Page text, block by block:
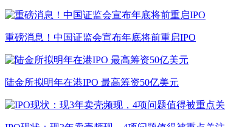
重磅消息！中国证监会宣布年底将前重启IPO
陆金所拟明年在港IPO 最高筹资50亿美元